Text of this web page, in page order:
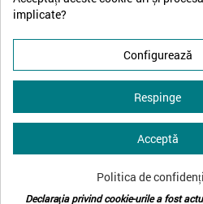
↩Retrage-te din contract
implicate?
Configurează
Respinge
Acceptă
Politica de
Declarația privind cookie-urile a fost